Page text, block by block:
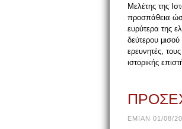
Μελέτης της
προσπάθεια
ευρύτερα της
δεύτερου
ερευνητές,
ιστορικής
EMIAN 01/08/